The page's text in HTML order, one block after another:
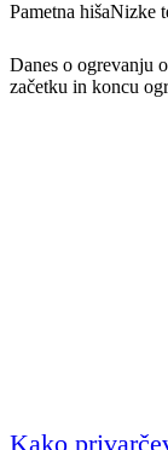
Pametna hišaNizke
Danes o ogrevanju
začetku in koncu
Kako